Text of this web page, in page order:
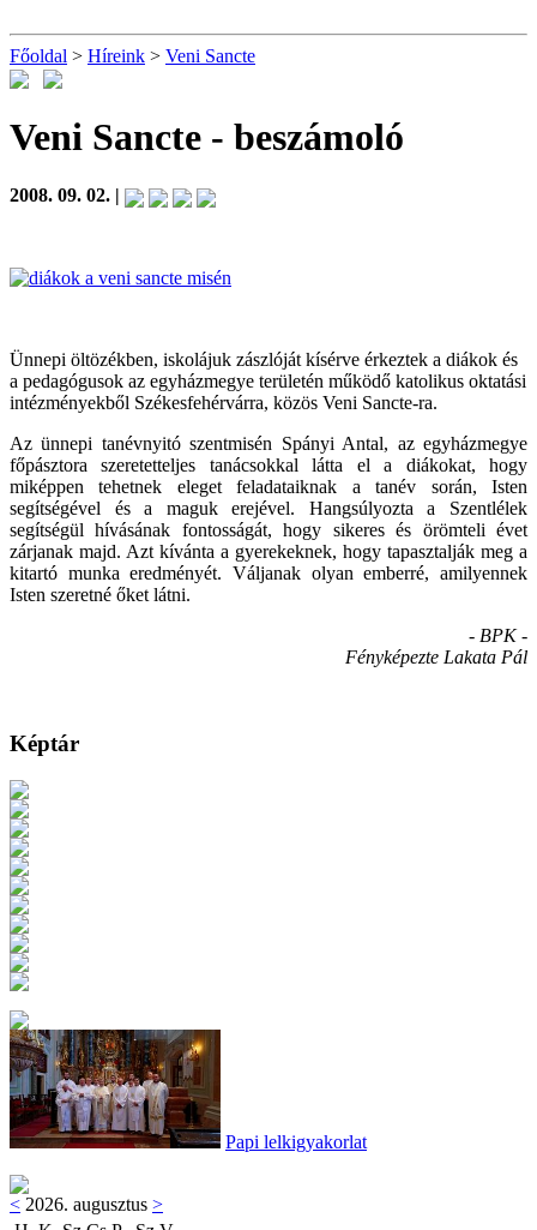
Főoldal > Híreink > Veni Sancte
Veni Sancte - beszámoló
2008. 09. 02. |
Ünnepi öltözékben, iskolájuk zászlóját kísérve érkeztek a diákok és
a pedagógusok az egyházmegye területén működő katolikus oktatási
intézményekből Székesfehérvárra, közös Veni Sancte-ra.
Az ünnepi tanévnyitó szentmisén Spányi Antal, az egyházmegye
főpásztora szeretetteljes tanácsokkal látta el a diákokat, hogy
miképpen tehetnek eleget feladataiknak a tanév során, Isten
segítségével és a maguk erejével. Hangsúlyozta a Szentlélek
segítségül hívásának fontosságát, hogy sikeres és örömteli évet
zárjanak majd. Azt kívánta a gyerekeknek, hogy tapasztalják meg a
kitartó munka eredményét. Váljanak olyan emberré, amilyennek
Isten szeretné őket látni.
- BPK -
Fényképezte Lakata Pál
Képtár
Papi lelkigyakorlat
< 2026. augusztus >